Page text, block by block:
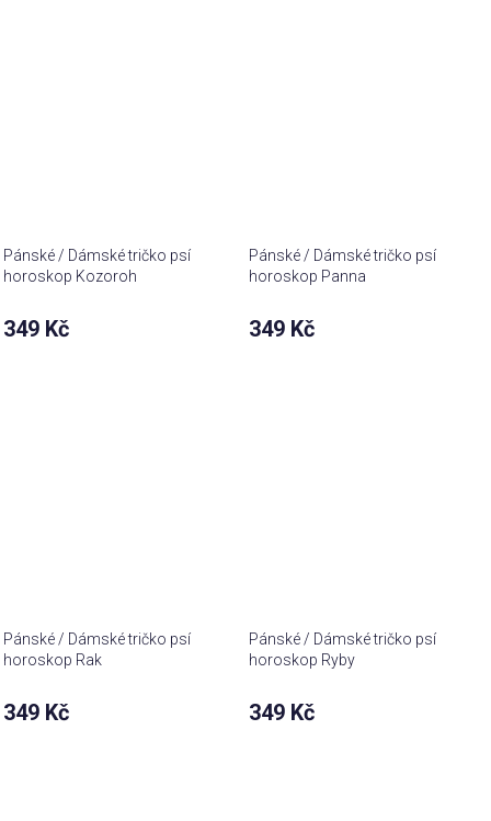
Pánské / Dámské tričko psí
horoskop Kozoroh
349 Kč
Pánské / Dámské tričko psí
horoskop Panna
349 Kč
Pánské / Dámské tričko psí
horoskop Rak
349 Kč
Pánské / Dámské tričko psí
horoskop Ryby
349 Kč